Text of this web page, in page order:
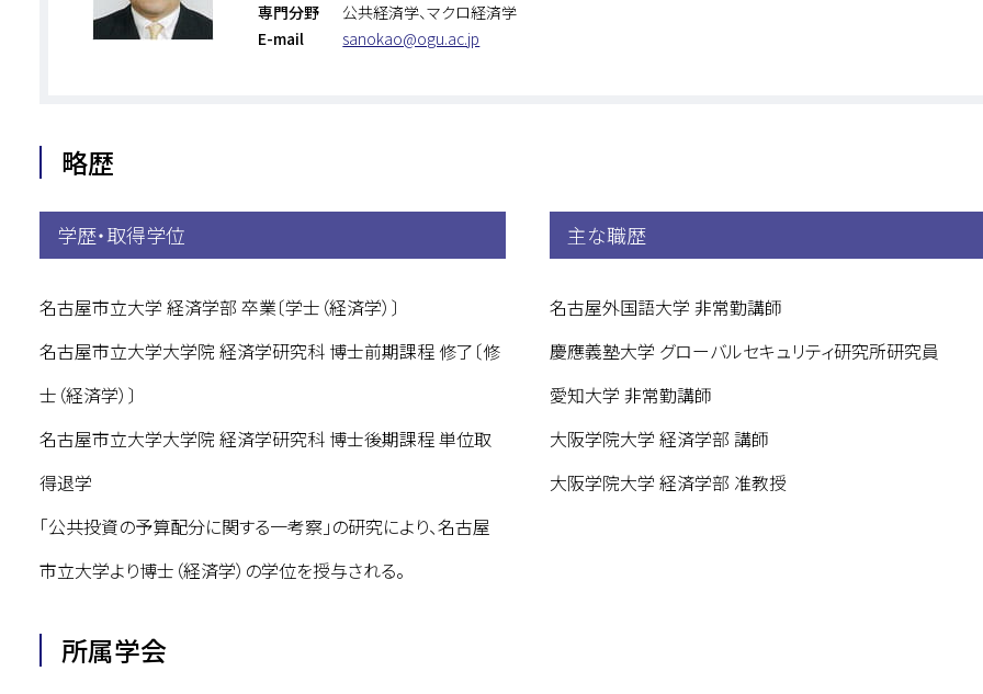
専門分野
公共経済学、マクロ経済学
E-mail
sanokao@ogu.ac.jp
略歴
学歴・取得学位
名古屋市立大学 経済学部 卒業〔学士（経済学）〕
名古屋市立大学大学院 経済学研究科 博士前期課程 修了〔修
士（経済学）〕
名古屋市立大学大学院 経済学研究科 博士後期課程 単位取
得退学
「公共投資の予算配分に関する一考察」の研究により、名古屋
市立大学より博士（経済学）の学位を授与される。
主な職歴
名古屋外国語大学 非常勤講師
慶應義塾大学 グローバルセキュリティ研究所研究員
愛知大学 非常勤講師
大阪学院大学 経済学部 講師
大阪学院大学 経済学部 准教授
所属学会